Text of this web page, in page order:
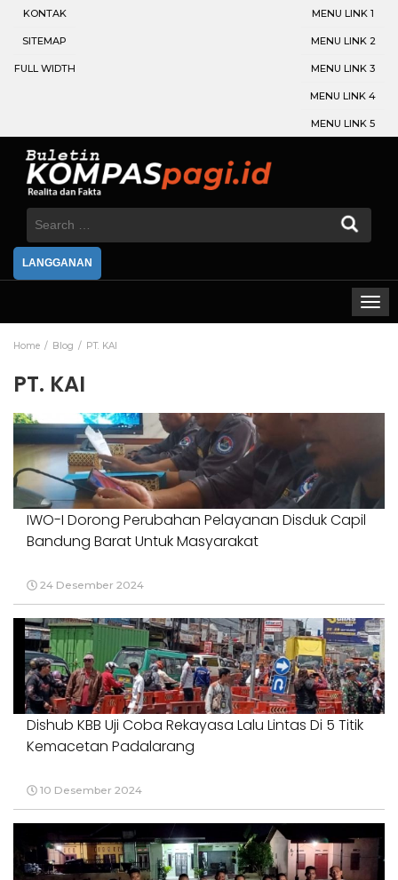
KONTAK
SITEMAP
FULL WIDTH
MENU LINK 1
MENU LINK 2
MENU LINK 3
MENU LINK 4
MENU LINK 5
Search
LANGGANAN
Home Blog PT. KAI
PT. KAI
IWO-I Dorong Perubahan Pelayanan Disduk Capil
Bandung Barat Untuk Masyarakat
24 Desember 2024
Dishub KBB Uji Coba Rekayasa Lalu Lintas Di 5 Titik
Kemacetan Padalarang
10 Desember 2024